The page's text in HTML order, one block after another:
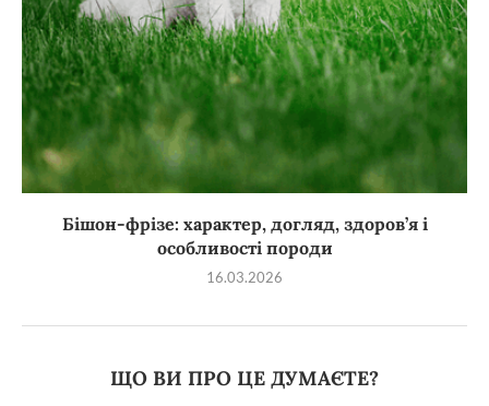
Бішон-фрізе: характер, догляд, здоров’я і
особливості породи
16.03.2026
ЩО ВИ ПРО ЦЕ ДУМАЄТЕ?